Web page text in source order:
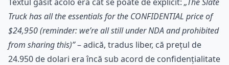
Truck has all the essentials for the CONFIDENTIAL price of
$24,950 (reminder: we’re all still under NDA and prohibited
from sharing this)”– adică, tradus liber, că prețul de
24.950 de dolari era încă sub acord de confidențialitate